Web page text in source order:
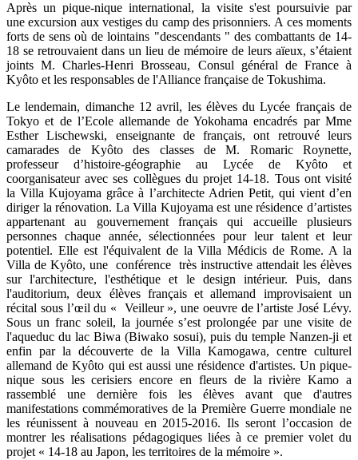
Après un pique-nique international, la visite s'est poursuivie par
une excursion aux vestiges du camp des prisonniers. A ces moments
forts de sens où de lointains "descendants " des combattants de 14-
18 se retrouvaient dans un lieu de mémoire de leurs aïeux, s’étaient
joints M. Charles-Henri Brosseau, Consul général de France à
Kyôto et les responsables de l'Alliance française de Tokushima.
Le lendemain, dimanche 12 avril, les élèves du Lycée français de
Tokyo et de l’Ecole allemande de Yokohama encadrés par Mme
Esther Lischewski, enseignante de français, ont retrouvé leurs
camarades de Kyôto des classes de M. Romaric Roynette,
professeur d’histoire-géographie au Lycée de Kyôto et
coorganisateur avec ses collègues du projet 14-18. Tous ont visité
la Villa Kujoyama grâce à l’architecte Adrien Petit, qui vient d’en
diriger la rénovation. La Villa Kujoyama est une résidence d’artistes
appartenant au gouvernement français qui accueille plusieurs
personnes chaque année, sélectionnées pour leur talent et leur
potentiel. Elle est l'équivalent de la Villa Médicis de Rome. A la
Villa de Kyôto, une conférence très instructive attendait les élèves
sur l'architecture, l'esthétique et le design intérieur. Puis, dans
l'auditorium, deux élèves français et allemand improvisaient un
récital sous l’œil du « Veilleur », une oeuvre de l’artiste José Lévy.
Sous un franc soleil, la journée s’est prolongée par une visite de
l'aqueduc du lac Biwa (Biwako sosui), puis du temple Nanzen-ji et
enfin par la découverte de la Villa Kamogawa, centre culturel
allemand de Kyôto qui est aussi une résidence d'artistes. Un pique-
nique sous les cerisiers encore en fleurs de la rivière Kamo a
rassemblé une dernière fois les élèves avant que d'autres
manifestations commémoratives de la Première Guerre mondiale ne
les réunissent à nouveau en 2015-2016. Ils seront l’occasion de
montrer les réalisations pédagogiques liées à ce premier volet du
projet « 14-18 au Japon, les territoires de la mémoire ».